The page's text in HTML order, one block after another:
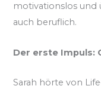
motivationslos und
auch beruflich.
Der erste Impuls:
Sarah hörte von